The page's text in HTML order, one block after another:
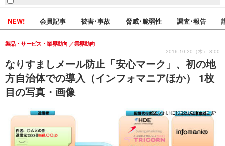
NEW! 会員記事 被害･事故 脅威･脆弱性 調査･報告
なりすましメール防止「安心マーク」、初の地
方自治体での導入（インフォマニアほか） 1枚
目の写真・画像
製品・サービス・業界動向 業界動向
2016.10.20（木） 8:00